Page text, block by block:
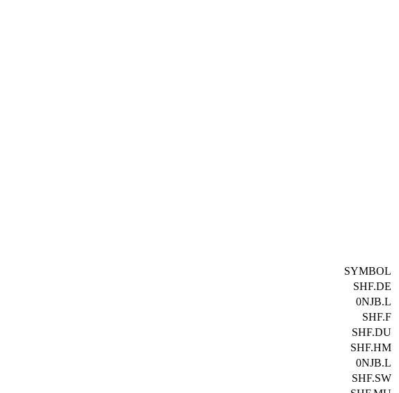
SYMBOL
SHF.DE
0NJB.L
SHF.F
SHF.DU
SHF.HM
0NJB.L
SHF.SW